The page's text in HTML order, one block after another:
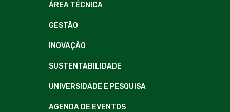
ÁREA TÉCNICA
GESTÃO
INOVAÇÃO
SUSTENTABILIDADE
UNIVERSIDADE E PESQUISA
AGENDA DE EVENTOS